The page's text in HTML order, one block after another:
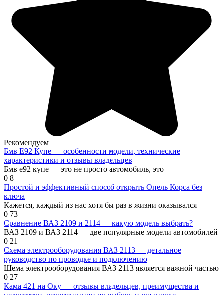
Рекомендуем
Бмв Е92 Купе — особенности модели, технические
характеристики и отзывы владельцев
Бмв е92 купе — это не просто автомобиль, это
0 8
Простой и эффективный способ открыть Опель Корса без
ключа
Кажется, каждый из нас хотя бы раз в жизни оказывался
0 73
Сравнение ВАЗ 2109 и 2114 — какую модель выбрать?
ВАЗ 2109 и ВАЗ 2114 — две популярные модели автомобилей
0 21
Схема электрооборудования ВАЗ 2113 — детальное
руководство по проводке и подключению
Шема электрооборудования ВАЗ 2113 является важной частью
0 27
Кама 421 на Оку — отзывы владельцев, преимущества и